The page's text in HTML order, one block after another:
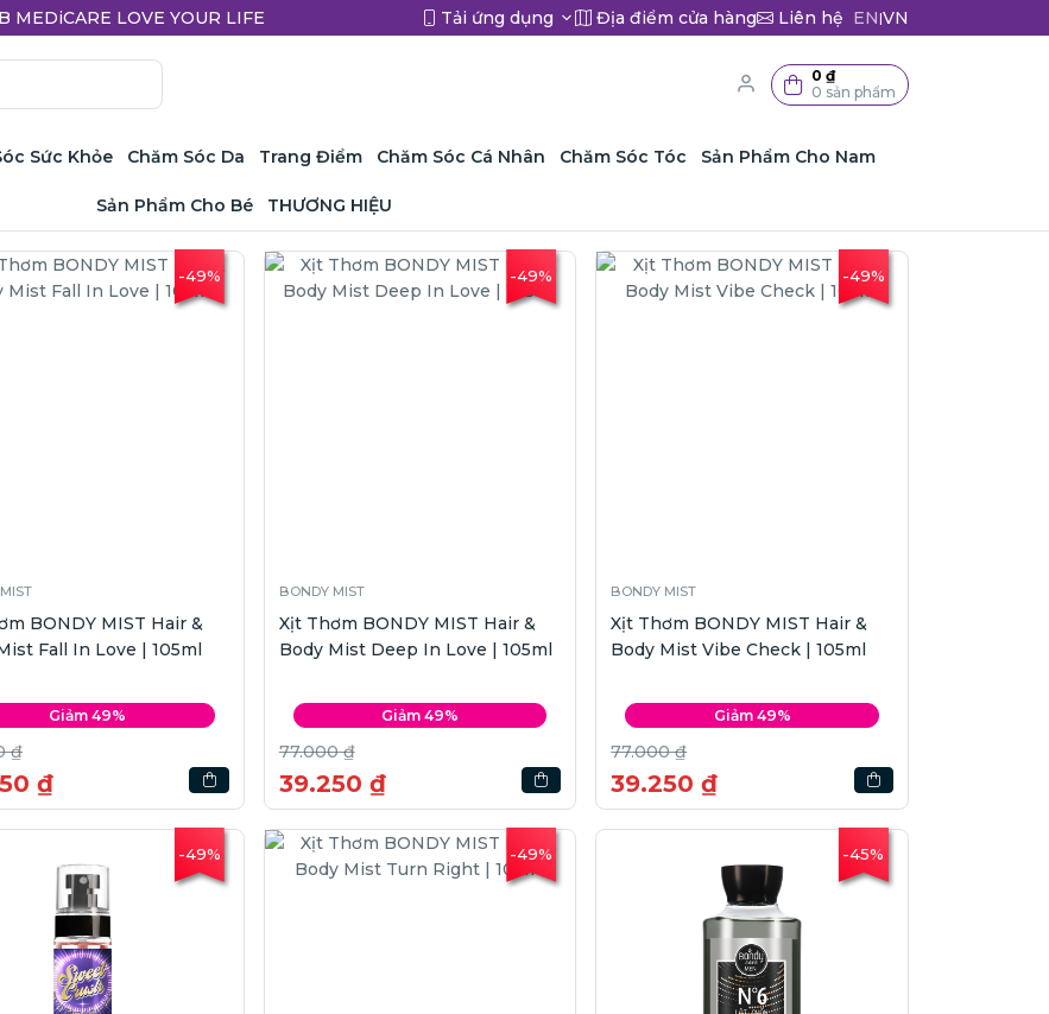
LOVE YOUR LIFE Tải ứng dụng Địa điểm cửa hàng Liên hệ EN|VN
0 ₫
0 sản phẩm
Sức Khỏe Chăm Sóc Da Trang Điểm Chăm Sóc Cá Nhân Chăm Sóc Tóc Sản Phẩm Cho Nam
Sản Phẩm Cho Bé THƯƠNG HIỆU
-49%
BONDY MIST Hair &
Fall In Love | 105ml
Giảm 49%
₫
₫
-49%
BONDY MIST
Xịt Thơm BONDY MIST Hair &
Body Mist Deep In Love | 105ml
Giảm 49%
77.000 ₫
39.250 ₫
-49%
BONDY MIST
Xịt Thơm BONDY MIST Hair &
Body Mist Vibe Check | 105ml
Giảm 49%
77.000 ₫
39.250 ₫
-49% -49% -45%